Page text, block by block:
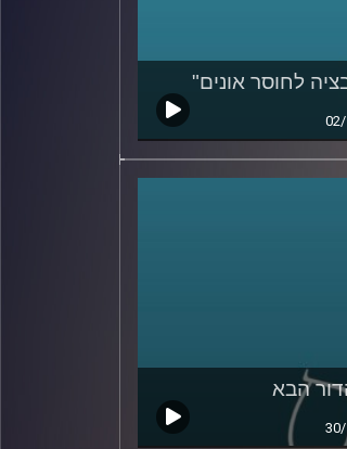
לחוסר אונים"